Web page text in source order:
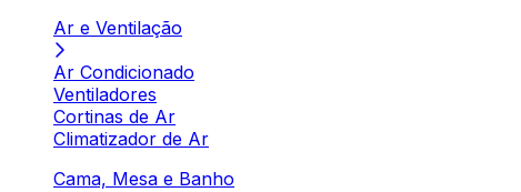
Ar e Ventilação
Ar Condicionado
Ventiladores
Cortinas de Ar
Climatizador de Ar
Cama, Mesa e Banho